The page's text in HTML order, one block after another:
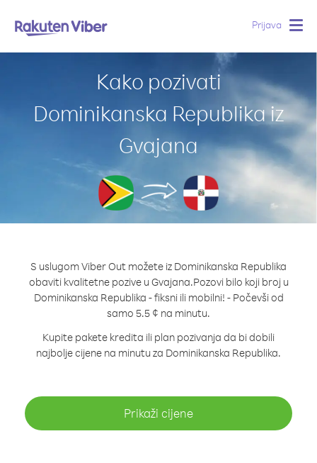
Prijava
Kako pozivati
Dominikanska Republika iz
Gvajana
S uslugom Viber Out možete iz Dominikanska Republika
obaviti kvalitetne pozive u Gvajana.Pozovi bilo koji broj u
Dominikanska Republika - fiksni ili mobilni! - Počevši od
samo 5.5 ¢ na minutu.
Kupite pakete kredita ili plan pozivanja da bi dobili
najbolje cijene na minutu za Dominikanska Republika.
Prikaži cijene